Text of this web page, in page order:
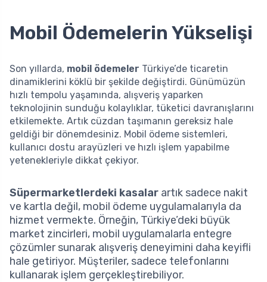
Mobil Ödemelerin Yükselişi
Son yıllarda, mobil ödemeler Türkiye’de ticaretin
dinamiklerini köklü bir şekilde değiştirdi. Günümüzün
hızlı tempolu yaşamında, alışveriş yaparken
teknolojinin sunduğu kolaylıklar, tüketici davranışlarını
etkilemekte. Artık cüzdan taşımanın gereksiz hale
geldiği bir dönemdesiniz. Mobil ödeme sistemleri,
kullanıcı dostu arayüzleri ve hızlı işlem yapabilme
yetenekleriyle dikkat çekiyor.
Süpermarketlerdeki kasalar artık sadece nakit
ve kartla değil, mobil ödeme uygulamalarıyla da
hizmet vermekte. Örneğin, Türkiye’deki büyük
market zincirleri, mobil uygulamalarla entegre
çözümler sunarak alışveriş deneyimini daha keyifli
hale getiriyor. Müşteriler, sadece telefonlarını
kullanarak işlem gerçekleştirebiliyor.